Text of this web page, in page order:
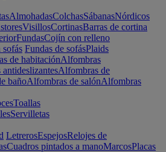
AlmohadasColchasSábanasNórdicos
VisillosCortinasBarras de cortina
FundasCojín con relleno
sofás Fundas de sofásPlaids
de habitaciónAlfombras
Alfombras de
bañoAlfombras de salónAlfombras
Toallas
Servilletas
LetrerosEspejosRelojes de
Cuadros pintados a manoMarcosPlacas